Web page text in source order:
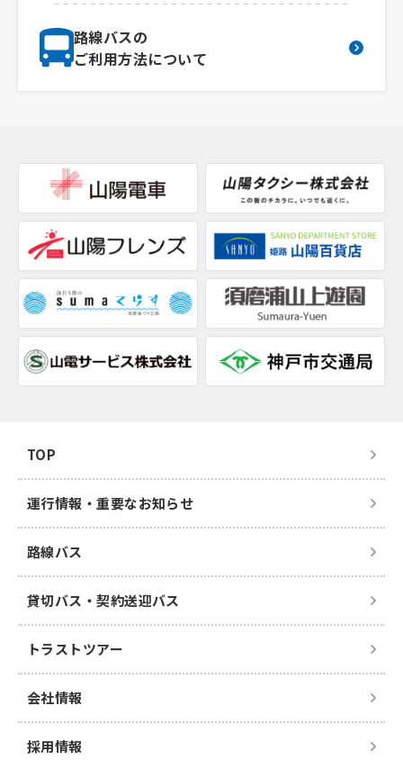
路線バスの
ご利用方法について
TOP
運行情報・重要なお知らせ
路線バス
貸切バス・契約送迎バス
トラストツアー
会社情報
採用情報